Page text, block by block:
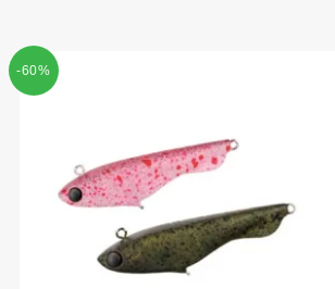
-60%